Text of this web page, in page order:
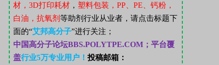
材， 3D打印耗材 ， 塑料包装， PP PE 、钙粉，
白油，抗氧剂 等助剂行业从业者，请点击标题下
面的“艾邦高分子”进行关注；
中国高分子论坛BBS.POLYTPE.COM； 平台覆
盖行业5万专业用户！ 投稿邮箱：